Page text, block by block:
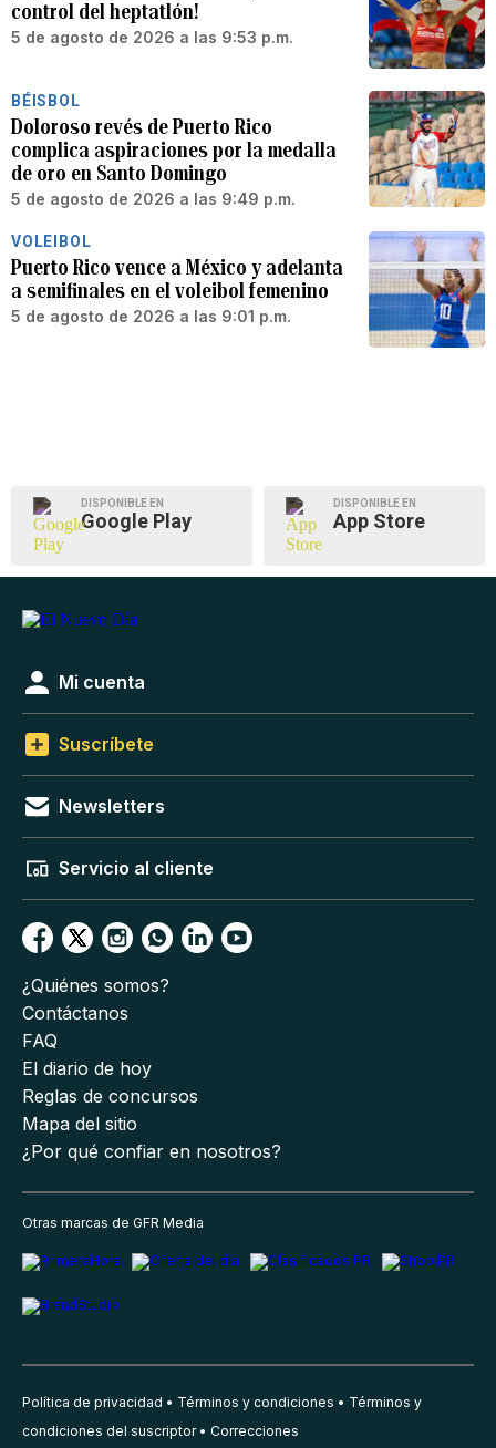
control del heptatlón!
5 de agosto de 2026 a las 9:53 p.m.
BÉISBOL
Doloroso revés de Puerto Rico
complica aspiraciones por la medalla
de oro en Santo Domingo
5 de agosto de 2026 a las 9:49 p.m.
VOLEIBOL
Puerto Rico vence a México y adelanta
a semifinales en el voleibol femenino
5 de agosto de 2026 a las 9:01 p.m.
DISPONIBLE EN
Google Play
DISPONIBLE EN
App Store
Mi cuenta
Suscríbete
Newsletters
Servicio al cliente
¿Quiénes somos?
Contáctanos
FAQ
El diario de hoy
Reglas de concursos
Mapa del sitio
¿Por qué confiar en nosotros?
Otras marcas de GFR Media
Política de privacidad Términos y condiciones
Términos y
condiciones del suscriptor
Correcciones